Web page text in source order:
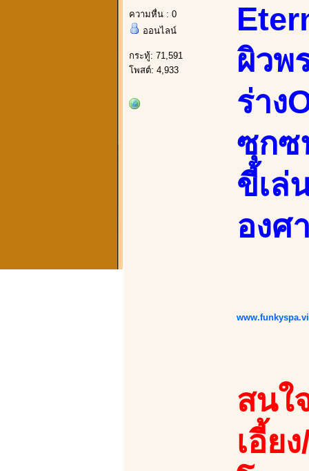
ความหื่น : 0
ออนไลน์
กระทู้: 71,591
โพสต์: 4,933
ผิวพ
ร่าง
ซุกซ
ขี้เล่
องศ
สนใ
เอี้ย